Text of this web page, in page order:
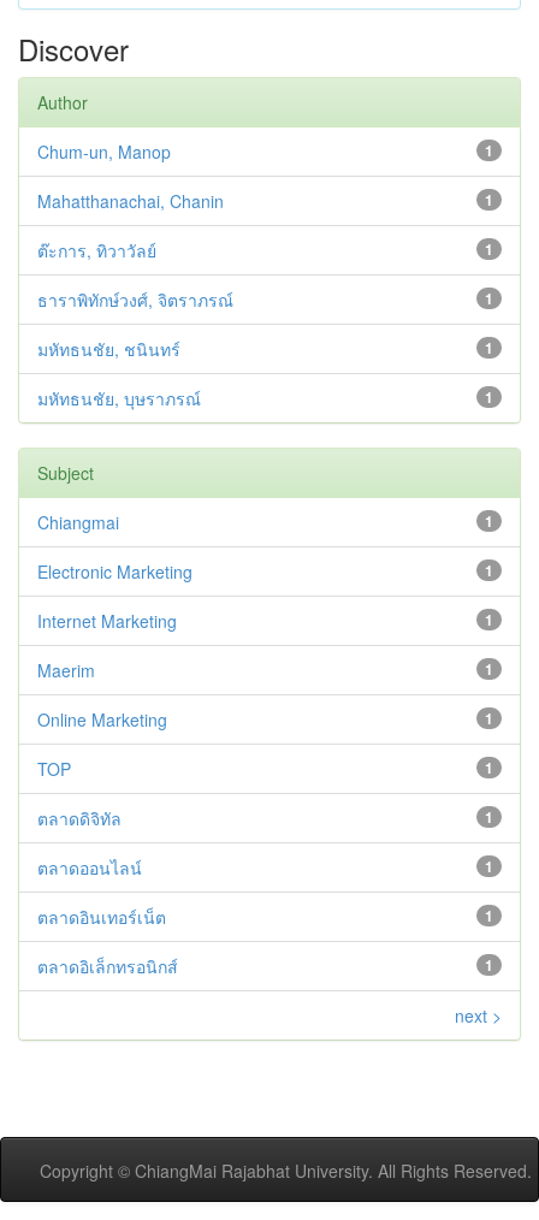
Discover
Author
1
Chum-un, Manop
1
Mahatthanachai, Chanin
1
ต๊ะการ, ทิวาวัลย์
1
ธาราพิทักษ์วงศ์, จิตราภรณ์
1
มหัทธนชัย, ชนินทร์
1
มหัทธนชัย, บุษราภรณ์
Subject
1
Chiangmai
1
Electronic Marketing
1
Internet Marketing
1
Maerim
1
Online Marketing
1
TOP
1
ตลาดดิจิทัล
1
ตลาดออนไลน์
1
ตลาดอินเทอร์เน็ต
1
ตลาดอิเล็กทรอนิกส์
next >
Copyright © ChiangMai Rajabhat University. All Rights Reserved.